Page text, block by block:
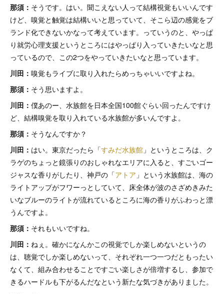
那須： そうです。はい。聞こえない人って結構視覚もいいんです
けど、嗅覚と触覚は結構いいと思っていて、そこら辺の感覚をブ
ランド化できないかなって考えています。っていうのと、やっぱ
り就労心理支援というところにはやっぱり入っていきたいなと思
っているので、この2つをやっていきたいなと思っています。
川田： 嗅覚もライブに取り入れたらめっちゃいいですよね。
那須： そう思いますよ。
川田： 僕あのー、水族館を日本全国100館ぐらい回ったんですけ
ど、結構嗅覚を取り入れている水族館が多いんですよ。
那須： そうなんですか？
川田： はい。東京だったら「すみだ水族館 」というところは、ク
ラゲのちょっと鏡張りのおしゃれなエリアに入ると、すごいゴー
ジャスな香りがしたり、神戸の「アトア 」という水族館は、海の
ライトアップがフワーっとしていて、床全体が波のさざめきみた
いなブルーのライトが流れているところに海の香りがふわっと漂
うんですよ。
那須： それもいいですね。
川田： ねぇ。確かになんかこの視覚でしか楽しめないというの
は、聴覚でしか楽しめないって、それぞれ一つ一つだともったい
なくて、組み合わせることですごい楽しさが倍増するし、参加で
きるハードルも下がるんだなという新たな気づきがありました。